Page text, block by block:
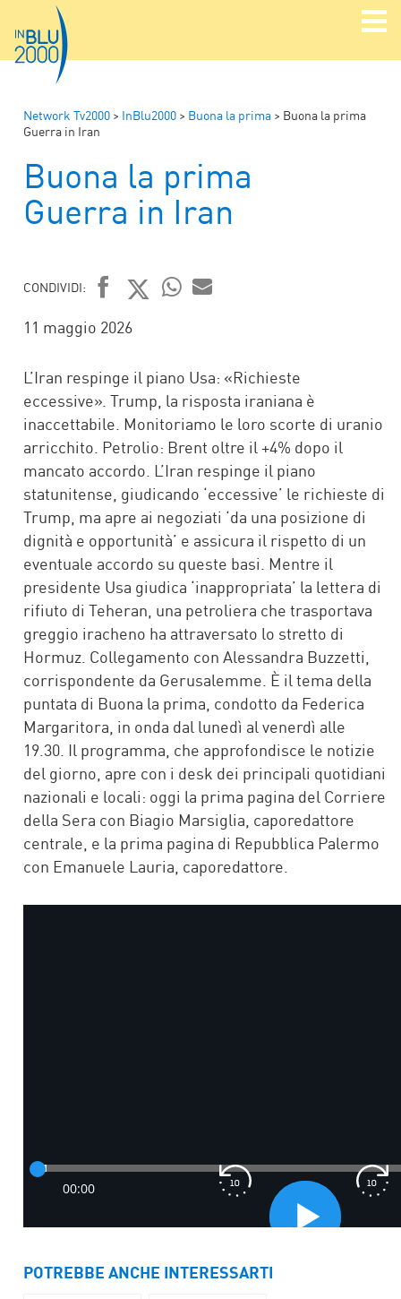
Network Tv2000 > InBlu2000 > Buona la prima > Buona la prima
Guerra in Iran
Buona la prima
Guerra in Iran
CONDIVIDI:
FACEBOOK
TWITTER
11 maggio 2026
L’Iran respinge il piano Usa: «Richieste
eccessive». Trump, la risposta iraniana è
inaccettabile. Monitoriamo le loro scorte di uranio
arricchito. Petrolio: Brent oltre il +4% dopo il
mancato accordo. L’Iran respinge il piano
statunitense, giudicando ‘eccessive’ le richieste di
Trump, ma apre ai negoziati ‘da una posizione di
dignità e opportunità’ e assicura il rispetto di un
eventuale accordo su queste basi. Mentre il
presidente Usa giudica ‘inappropriata’ la lettera di
rifiuto di Teheran, una petroliera che trasportava
greggio iracheno ha attraversato lo stretto di
Hormuz. Collegamento con Alessandra Buzzetti,
corrispondente da Gerusalemme. È il tema della
puntata di Buona la prima, condotto da Federica
Margaritora, in onda dal lunedì al venerdì alle
19.30. Il programma, che approfondisce le notizie
del giorno, apre con i desk dei principali quotidiani
nazionali e locali: oggi la prima pagina del Corriere
della Sera con Biagio Marsiglia, caporedattore
centrale, e la prima pagina di Repubblica Palermo
con Emanuele Lauria, caporedattore.
POTREBBE ANCHE INTERESSARTI